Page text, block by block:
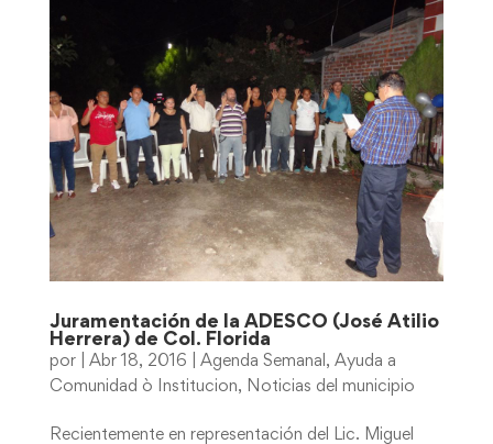
Juramentación de la ADESCO (José Atilio
Herrera) de Col. Florida
por Abr 18, 2016 Agenda Semanal , Ayuda a
Comunidad ò Institucion, Noticias del municipio
Recientemente en representación del Lic. Miguel